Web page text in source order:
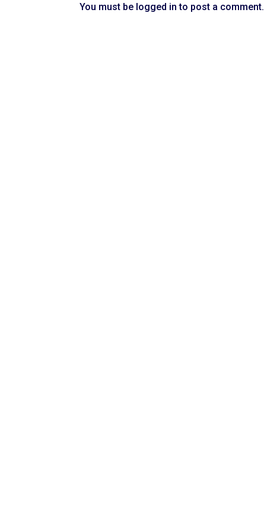
You must be logged in to post a comment.